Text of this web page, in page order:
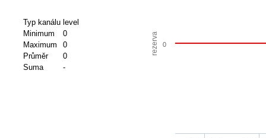
Typ kanálu level
Minimum
0
Maximum
0
Průměr
0
Suma
-
rezerva 0